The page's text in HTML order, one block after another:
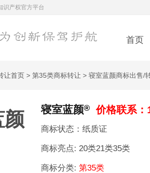
识产权官方平台
首页
让首页 > 第35类商标转让 > 寝室蓝颜商标出售/
颜 寝室蓝颜® 价格联系
商标状态：纸质证
商标亮点: 20类21类35类
商标分类: 第35类